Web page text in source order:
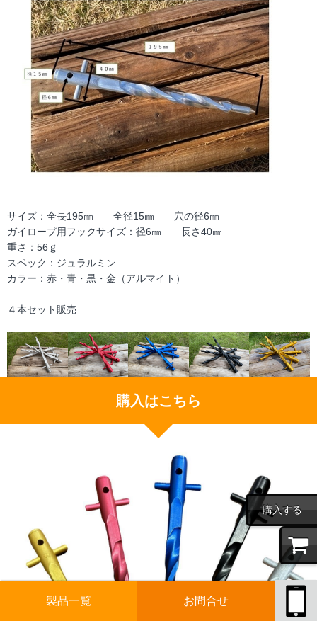
購入する
製品一覧 お問合せ
サイズ：全長195㎜ 全径15㎜ 穴の径6㎜
ガイロープ用フックサイズ：径6㎜ 長さ40㎜
重さ：56ｇ
スペック：ジュラルミン
カラー：赤・青・黒・金（アルマイト）
４本セット販売
購入はこちら